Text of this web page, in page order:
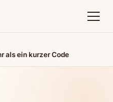
als ein kurzer Code